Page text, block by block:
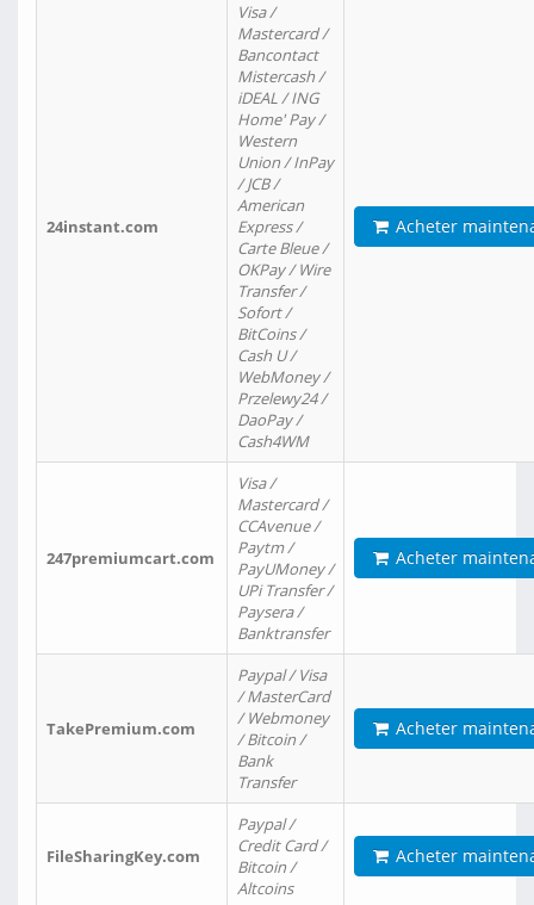
24instant.com
Visa /
Mastercard /
Bancontact
Mistercash /
iDEAL / ING
Home' Pay /
Western
Union / InPay
/ JCB /
American
Express /
Carte Bleue /
OKPay / Wire
Transfer /
Sofort /
BitCoins /
Cash U /
WebMoney /
Przelewy24 /
DaoPay /
Cash4WM
Acheter
247premiumcart.com
Visa /
Mastercard /
CCAvenue /
Paytm /
PayUMoney /
UPi Transfer /
Paysera /
Banktransfer
Acheter
TakePremium.com
Paypal / Visa
/ MasterCard
/ Webmoney
/ Bitcoin /
Bank
Transfer
Acheter
FileSharingKey.com
Paypal /
Credit Card /
Bitcoin /
Altcoins
Acheter